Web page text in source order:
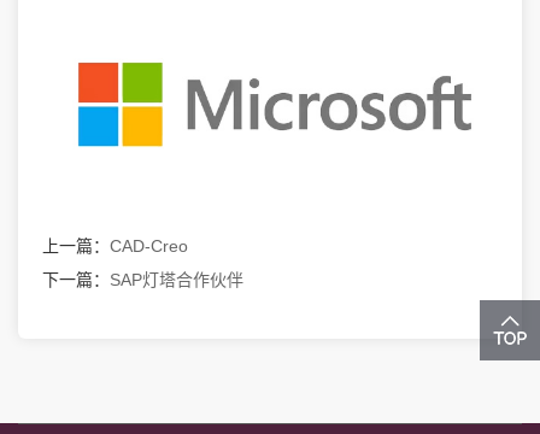
上一篇： CAD-Creo
下一篇： SAP灯塔合作伙伴